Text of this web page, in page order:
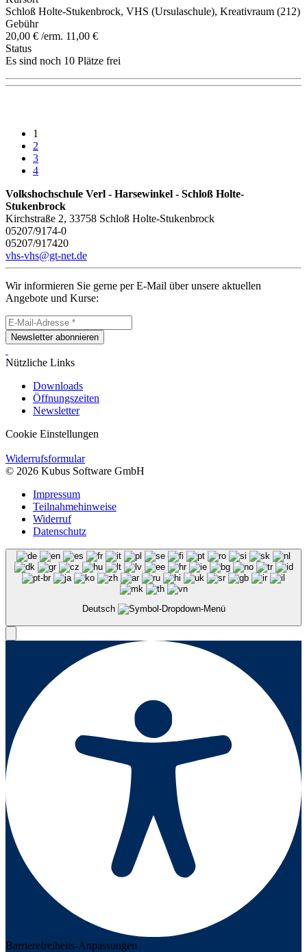
Schloß Holte-Stukenbrock, VHS (Ursulaschule), Kreativraum (212)
Gebühr
20,00 € /erm. 11,00 €
Status
Es sind noch 10 Plätze frei
1
2
3
4
Volkshochschule Verl - Harsewinkel - Schloß Holte-
Stukenbrock
Kirchstraße 2, 33758 Schloß Holte-Stukenbrock
05207/9174-0
05207/917420
vhs-vhs@gt-net.de
Wir informieren Sie gerne per E-Mail über unsere aktuellen
Angebote und Kurse:
Newsletter abonnieren
Nützliche Links
Downloads
Öffnungszeiten
Newsletter
Cookie Einstellungen
Widerrufsformular
© 2026 Kubus Software GmbH
Impressum
Teilnahmehinweise
Widerruf
Datenschutz
Deutsch
Barrierefreiheits-Anpassungen